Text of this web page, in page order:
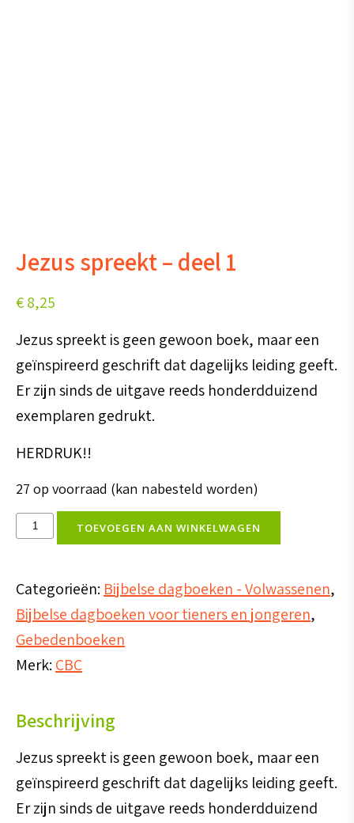
Jezus spreekt – deel 1
€8,25
Jezus spreekt is geen gewoon boek, maar een
geïnspireerd geschrift dat dagelijks leiding geeft.
Er zijn sinds de uitgave reeds honderdduizend
exemplaren gedrukt.
HERDRUK!!
27 op voorraad (kan nabesteld worden)
Jezus
spreekt
deel
1
aantal
TOEVOEGEN AAN WINKELWAGEN
Categorieën: Bijbelse dagboeken - Volwassenen,
Bijbelse dagboeken voor tieners en jongeren,
Gebedenboeken
Merk: CBC
Beschrijving
Jezus spreekt is geen gewoon boek, maar een
geïnspireerd geschrift dat dagelijks leiding geeft.
Er zijn sinds de uitgave reeds honderdduizend